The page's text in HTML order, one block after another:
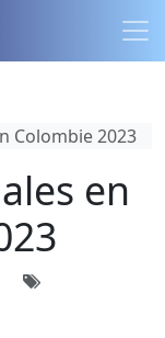
Colombie 2023
en